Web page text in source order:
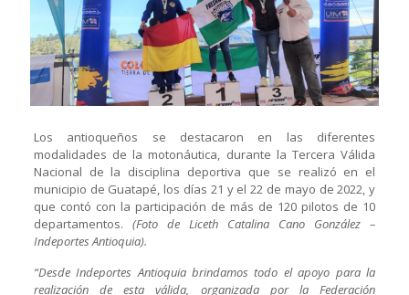
Los antioqueños se destacaron en las diferentes
modalidades de la motonáutica, durante la Tercera Válida
Nacional de la disciplina deportiva que se realizó en el
municipio de Guatapé, los días 21 y el 22 de mayo de 2022, y
que contó con la participación de más de 120 pilotos de 10
departamentos. (Foto de Liceth Catalina Cano González –
Indeportes Antioquia).
“Desde Indeportes Antioquia brindamos todo el apoyo para la
realización de esta válida, organizada por la Federación